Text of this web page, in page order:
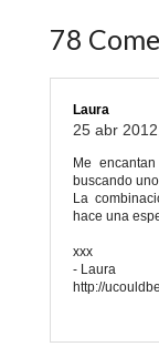
78
Laura
25 abr
Me
buscando
La
hace una
xxx
- Laura
http://